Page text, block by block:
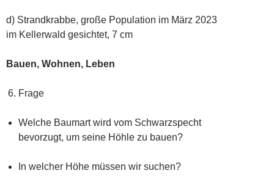
d) Strandkrabbe, große Population im März 2023
im Kellerwald gesichtet, 7 cm
Bauen, Wohnen, Leben
Frage
Welche Baumart wird vom Schwarzspecht
bevorzugt, um seine Höhle zu bauen?
In welcher Höhe müssen wir suchen?